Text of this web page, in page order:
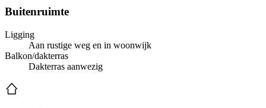
Buitenruimte
Ligging
Aan rustige weg en in woonwijk
Balkon/dakterras
Dakterras aanwezig